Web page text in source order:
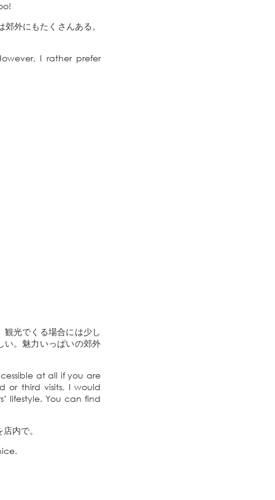
外にもたくさんある。
I rather prefer
光でくる場合には少し
い。魅力いっぱいの郊外
at all if you are
or third visits, I would
lifestyle. You can find
内で。